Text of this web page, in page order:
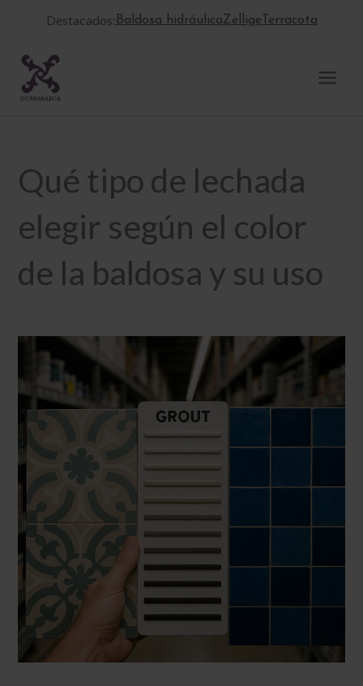
Destacados: Baldosa hidráulicaZellige Terracota
Qué tipo de lechada
elegir según el color
de la baldosa y su uso